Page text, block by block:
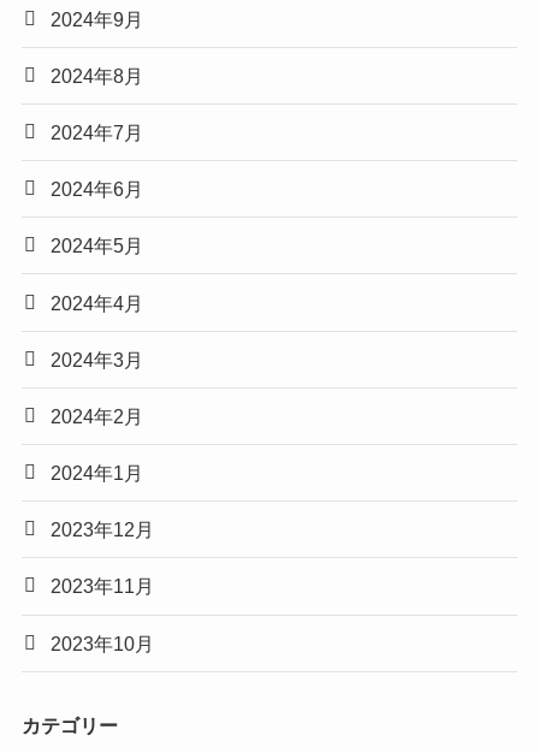
2024年9月
2024年8月
2024年7月
2024年6月
2024年5月
2024年4月
2024年3月
2024年2月
2024年1月
2023年12月
2023年11月
2023年10月
カテゴリー